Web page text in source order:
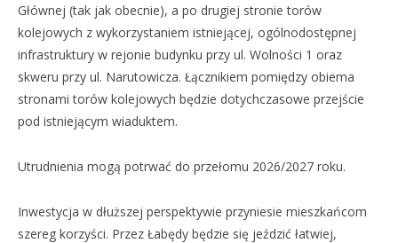
Głównej (tak jak obecnie), a po drugiej stronie torów
kolejowych z wykorzystaniem istniejącej, ogólnodostępnej
infrastruktury w rejonie budynku przy ul. Wolności 1 oraz
skweru przy ul. Narutowicza. Łącznikiem pomiędzy obiema
stronami torów kolejowych będzie dotychczasowe przejście
pod istniejącym wiaduktem.
Utrudnienia mogą potrwać do przełomu 2026/2027 roku.
Inwestycja w dłuższej perspektywie przyniesie mieszkańcom
szereg korzyści. Przez Łabędy będzie się jeździć łatwiej,